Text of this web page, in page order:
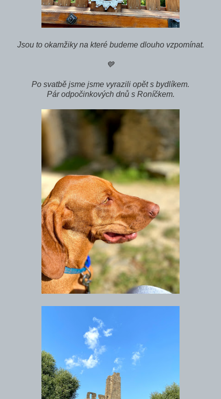
Jsou to okamžiky na které budeme dlouho vzpomínat.
💙
Po svatbě jsme jsme vyrazili opět s bydlíkem.
Pár odpočinkových dnů s Roníčkem.